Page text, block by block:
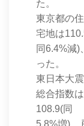
た。
東京都の
宅地は
同6.4%減)
った。
東日本大
総合指数
108.9(同
5.8%増)、